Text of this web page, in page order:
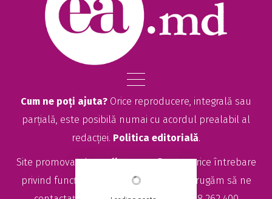
Cum ne poți ajuta? Orice reproducere, integrală sau
parțială, este posibilă numai cu acordul prealabil al
redacției. Politica editorială.
Site promovat deseolitte.com. Pentru orice întrebare
privind funcționarea site-ului EA.md, vă rugăm să ne